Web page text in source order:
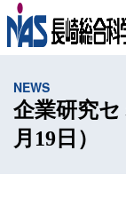
施設・アクセス
入試情報
各種証明書
NEWS
企業研究
月19日）